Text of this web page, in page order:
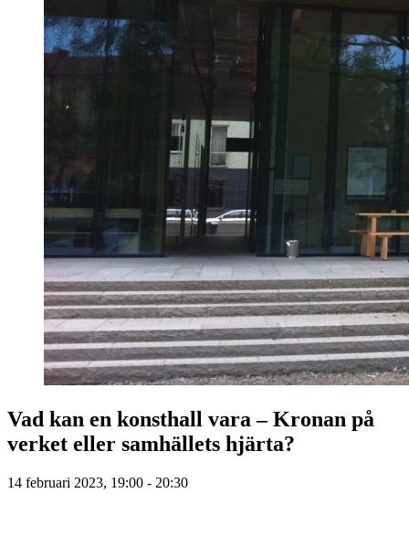
Vad kan en konsthall vara – Kronan på
verket eller samhällets hjärta?
14 februari 2023, 19:00 - 20:30